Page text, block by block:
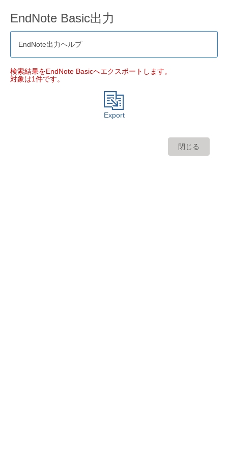
EndNote Basic出力
EndNote出力ヘルプ
検索結果をEndNote Basicへエクスポートします。
対象は1件です。
Export